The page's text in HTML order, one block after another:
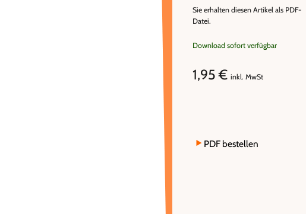
Sie erhalten diesen Artikel als PDF-
Datei.
Download sofort verfügbar
1,95 €inkl. MwSt
PDF bestellen